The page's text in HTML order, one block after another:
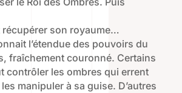
récupérer son royaume…
l’étendue des pouvoirs du
fraîchement couronné. Certains
contrôler les ombres qui errent
manipuler à sa guise. D’autres